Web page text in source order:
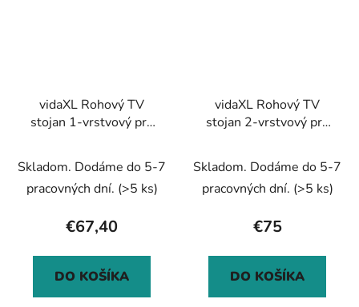
vidaXL Rohový TV
stojan 1-vrstvový pre
Skladom. Dodáme do 5-7
pracovných dní. (>5 ks)
€67,40
DO KOŠÍKA
vidaXL Rohový TV
stojan 2-vrstvový pre
Skladom. Dodáme do 5-7
pracovných dní. (>5 ks)
€75
DO KOŠÍKA